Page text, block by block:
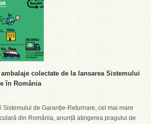
colectate de la lansarea Sistemului
în România
Sistemului de Garanție-Returnare, cel mai mare
din România, anunță atingerea pragului de